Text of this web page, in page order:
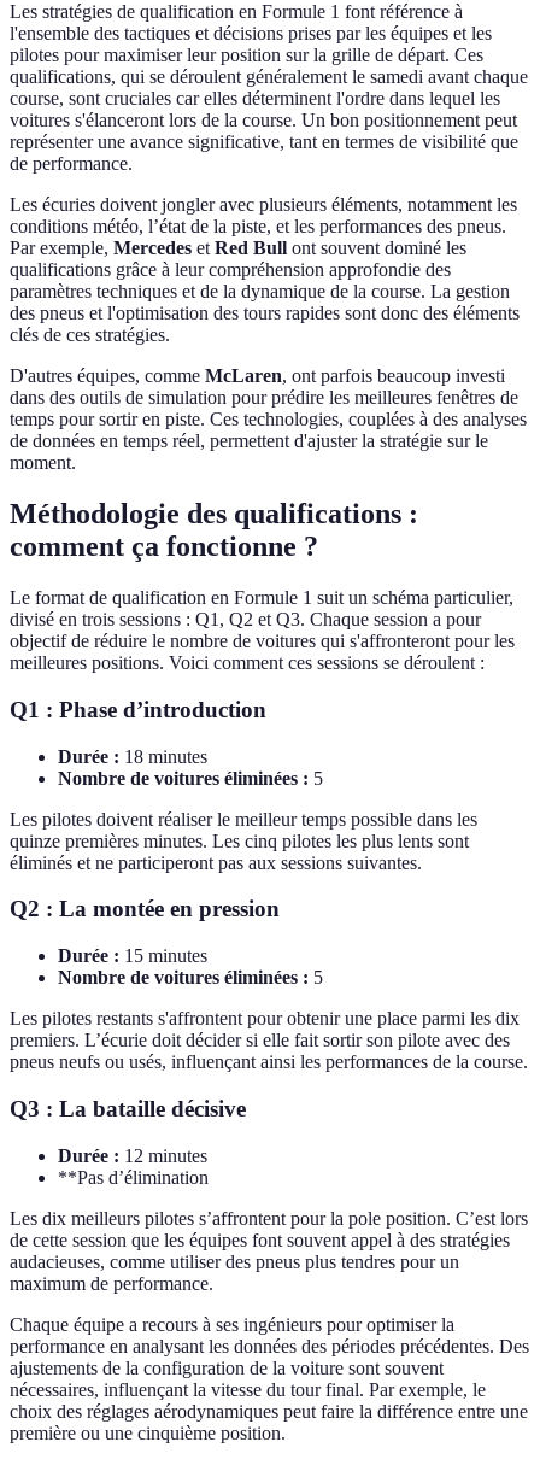
Les stratégies de qualification en Formule 1 font référence à
l'ensemble des tactiques et décisions prises par les équipes et les
pilotes pour maximiser leur position sur la grille de départ. Ces
qualifications, qui se déroulent généralement le samedi avant chaque
course, sont cruciales car elles déterminent l'ordre dans lequel les
voitures s'élanceront lors de la course. Un bon positionnement peut
représenter une avance significative, tant en termes de visibilité que
de performance.
Les écuries doivent jongler avec plusieurs éléments, notamment les
conditions météo, l’état de la piste, et les performances des pneus.
Par exemple, Mercedes etRed Bull ont souvent dominé les
qualifications grâce à leur compréhension approfondie des
paramètres techniques et de la dynamique de la course. La gestion
des pneus et l'optimisation des tours rapides sont donc des éléments
clés de ces stratégies.
D'autres équipes, comme McLaren, ont parfois beaucoup investi
dans des outils de simulation pour prédire les meilleures fenêtres de
temps pour sortir en piste. Ces technologies, couplées à des analyses
de données en temps réel, permettent d'ajuster la stratégie sur le
moment.
Méthodologie des qualifications :
comment ça fonctionne ?
Le format de qualification en Formule 1 suit un schéma particulier,
divisé en trois sessions : Q1, Q2 et Q3. Chaque session a pour
objectif de réduire le nombre de voitures qui s'affronteront pour les
meilleures positions. Voici comment ces sessions se déroulent :
Q1 : Phase d’introduction
Durée : 18 minutes
Nombre de voitures éliminées : 5
Les pilotes doivent réaliser le meilleur temps possible dans les
quinze premières minutes. Les cinq pilotes les plus lents sont
éliminés et ne participeront pas aux sessions suivantes.
Q2 : La montée en pression
Durée : 15 minutes
Nombre de voitures éliminées : 5
Les pilotes restants s'affrontent pour obtenir une place parmi les dix
premiers. L’écurie doit décider si elle fait sortir son pilote avec des
pneus neufs ou usés, influençant ainsi les performances de la course.
Q3 : La bataille décisive
Durée : 12 minutes
**Pas d’élimination
Les dix meilleurs pilotes s’affrontent pour la pole position. C’est lors
de cette session que les équipes font souvent appel à des stratégies
audacieuses, comme utiliser des pneus plus tendres pour un
maximum de performance.
Chaque équipe a recours à ses ingénieurs pour optimiser la
performance en analysant les données des périodes précédentes. Des
ajustements de la configuration de la voiture sont souvent
nécessaires, influençant la vitesse du tour final. Par exemple, le
choix des réglages aérodynamiques peut faire la différence entre une
première ou une cinquième position.